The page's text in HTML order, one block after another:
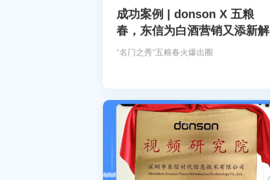
成功案例 | donson X 五粮
春，东信为白酒营销又添新解
“名门之秀”五粮春火爆出圈